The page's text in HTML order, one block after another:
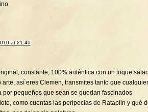
at 21:40
constante, 100% auténtica con un toque
arte, así eres Clemen, transmites tanto que cualquier
por pequeños que sean se quedan fascinados
como cuentas las peripecias de Rataplin y qué